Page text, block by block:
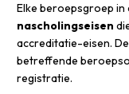
Elke beroepsgroep
nascholingseisen
accreditatie-eisen.
betreffende
registratie.